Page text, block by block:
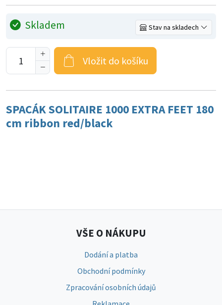
Skladem Stav na skladech
Vložit do košíku
SPACÁK SOLITAIRE 1000 EXTRA FEET 180
cm ribbon red/black
VŠE O NÁKUPU
Dodání a platba
Obchodní podmínky
Zpracování osobních údajů